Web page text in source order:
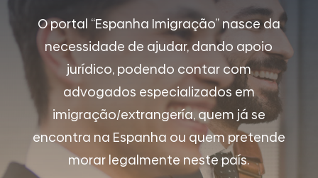
O portal “Espanha Imigração” nasce da
necessidade de ajudar, dando apoio
jurídico, podendo contar com
advogados especializados em
imigração/extrangería, quem já se
encontra na Espanha ou quem pretende
morar legalmente neste país.